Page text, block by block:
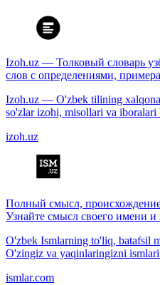
Izoh.uz — Толковый словарь
слов с определениями,
Izoh.uz — O'zbek tilining
so'zlar izohi, misollari va iboralari
izoh.uz
Полный смысл,
Узнайте смысл своего имени
O'zbek Ismlarning to'liq, batafsil
O'zingiz va yaqinlaringizni
ismlar.com